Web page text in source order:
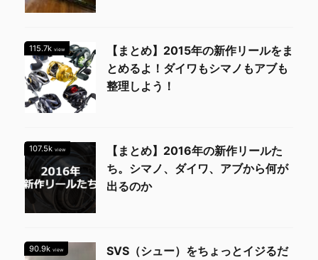
115.7k view
【まとめ】2015年の新作リールをま
とめるよ！ダイワもシマノもアブも
整理しよう！
107.5k view
【まとめ】2016年の新作リールた
ち。シマノ、ダイワ、アブから何が
出るのか
90.9k view
SVS（シュー）をちょっとイジるだ